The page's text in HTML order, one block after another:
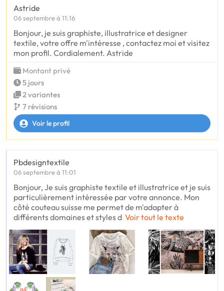
Astride
06 septembre à 11:16
Bonjour, je suis graphiste, illustratrice et designer
textile, votre offre m'intéresse , contactez moi et visitez
mon profil. Cordialement. Astride
Montant privé
5 jours
2 variantes
7 révisions
Voir le profil
Pbdesigntextile
06 septembre à 11:01
Bonjour, Je suis graphiste textile et illustratrice et je suis
particulièrement intéressée par votre annonce. Mon
côté couteau suisse me permet de m'adapter à
différents domaines et styles d Voir tout le texte